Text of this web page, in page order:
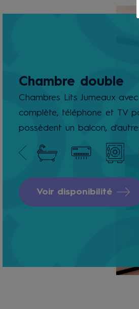
Chambre double
Chambres Lits Jumeaux
complète, téléphone et TV
possèdent un balcon,
Voir disponibilité